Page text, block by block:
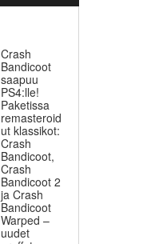
Crash
Bandicoot
saapuu
PS4:lle!
Paketissa
remasteroid
ut klassikot:
Crash
Bandicoot,
Crash
Bandicoot 2
ja Crash
Bandicoot
Warped –
uudet